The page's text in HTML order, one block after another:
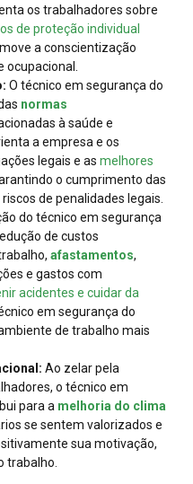
os trabalhadores sobre
de proteção individual
a conscientização
O técnico em segurança do
normas
à saúde e
a empresa e os
legais e as melhores
o cumprimento das
de penalidades legais.
do técnico em segurança
de custos
afastamentos,
e gastos com
acidentes e cuidar da
em segurança do
de trabalho mais
Ao zelar pela
o técnico em
para a melhoria do clima
se sentem valorizados e
sua motivação,
trabalho.